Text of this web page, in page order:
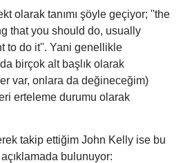
olarak tanımı şöyle geçiyor; ''the
that you should do, usually
to do it''. Yani genellikle
birçok alt başlık olarak
var, onlara da değineceğim)
erteleme durumu olarak
takip ettiğim John Kelly ise bu
bulunuyor: